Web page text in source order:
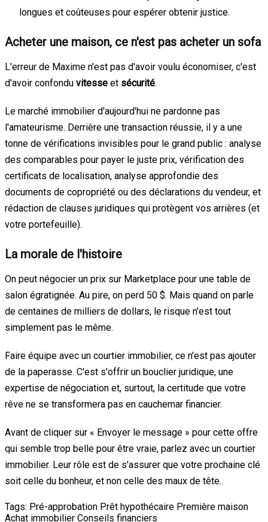
longues et coûteuses pour espérer obtenir justice.
Acheter une maison, ce n'est pas acheter un sofa
L'erreur de Maxime n'est pas d'avoir voulu économiser, c'est
d'avoir confondu vitesse et sécurité.
Le marché immobilier d'aujourd'hui ne pardonne pas
l'amateurisme. Derrière une transaction réussie, il y a une
tonne de vérifications invisibles pour le grand public : analyse
des comparables pour payer le juste prix, vérification des
certificats de localisation, analyse approfondie des
documents de copropriété ou des déclarations du vendeur, et
rédaction de clauses juridiques qui protègent vos arrières (et
votre portefeuille).
La morale de l'histoire
On peut négocier un prix sur Marketplace pour une table de
salon égratignée. Au pire, on perd 50 $. Mais quand on parle
de centaines de milliers de dollars, le risque n'est tout
simplement pas le même.
Faire équipe avec un courtier immobilier, ce n'est pas ajouter
de la paperasse. C'est s'offrir un bouclier juridique, une
expertise de négociation et, surtout, la certitude que votre
rêve ne se transformera pas en cauchemar financier.
Avant de cliquer sur « Envoyer le message » pour cette offre
qui semble trop belle pour être vraie, parlez avec un courtier
immobilier. Leur rôle est de s'assurer que votre prochaine clé
soit celle du bonheur, et non celle des maux de tête..
Tags: Pré-approbation Prêt hypothécaire Première maison
Achat immobilier Conseils financiers